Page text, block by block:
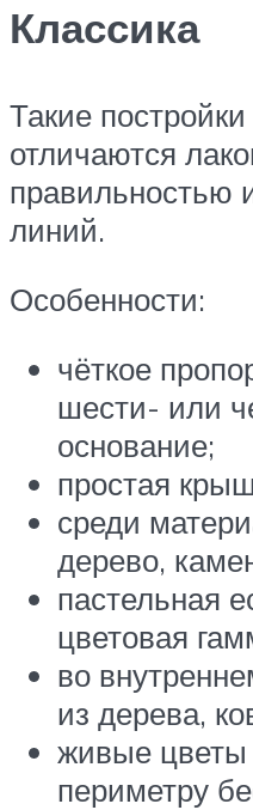
Классика
Такие
отличаются
правильностью
линий.
Особенности:
чёткое
шести- или
основание;
простая
среди
дерево,
пастельная
цветовая
во
из дерева,
живые цветы
периметру